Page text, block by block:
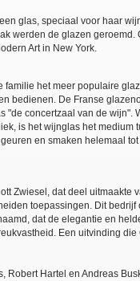
glas, speciaal voor haar
werden de glazen geroemd.
Art in New York.
het meer populaire
bedienen. De Franse
"de concertzaal van de wijn".
is het wijnglas het medium
en smaken helemaal
Zwiesel, dat deel uitmaakte
toepassingen. Dit
dat de elegantie en
Een uitvinding
Robert Hartel en Andreas